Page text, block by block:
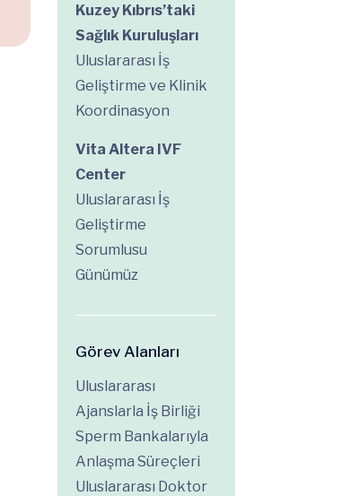
Kuzey Kıbrıs’taki
Sağlık Kuruluşları
Uluslararası İş
Geliştirme ve Klinik
Koordinasyon
Vita Altera IVF
Center
Uluslararası İş
Geliştirme
Sorumlusu
Günümüz
Görev Alanları
Uluslararası
Ajanslarla İş Birliği
Sperm Bankalarıyla
Anlaşma Süreçleri
Uluslararası Doktor